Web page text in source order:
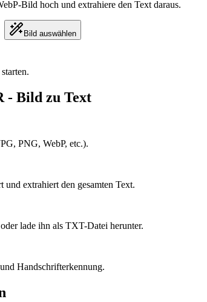
Bild hoch und extrahiere den Text daraus.
Bild auswählen
- Bild zu Text
PNG, WebP, etc.).
extrahiert den gesamten Text.
lade ihn als TXT-Datei herunter.
Handschrifterkennung.